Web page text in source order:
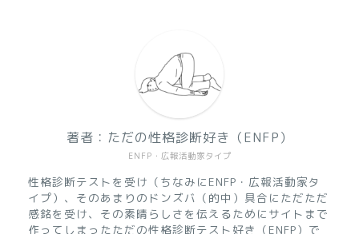
ENFP・広報活動家タイプ
著者：ただの性格診断好き（ENFP）
性格診断テストを受け（ちなみにENFP・広報活動家タ
イプ）、そのあまりのドンズバ（的中）具合にただただ
感銘を受け、その素晴らしさを伝えるためにサイトまで
作ってしまったただの性格診断テスト好き（ENFP）で